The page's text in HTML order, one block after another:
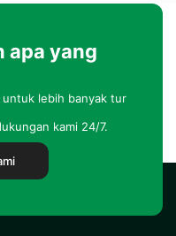
apa yang
lebih banyak tur
kami 24/7.